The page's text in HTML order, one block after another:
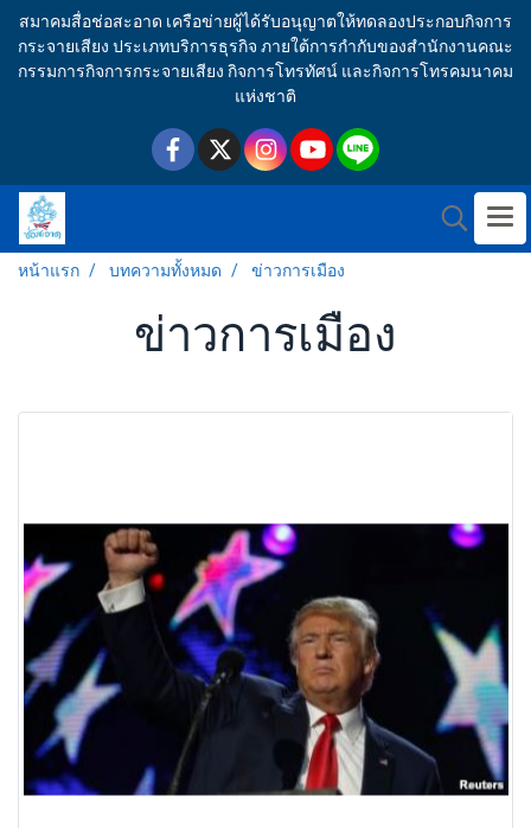
สมาคมสื่อช่อสะอาด เครือข่ายผู้ได้รับอนุญาตให้ทดลองประกอบกิจการ
กระจายเสียง ประเภทบริการธุรกิจ ภายใต้การกำกับของสำนักงานคณะ
กรรมการกิจการกระจายเสียง กิจการโทรทัศน์ และกิจการโทรคมนาคม
แห่งชาติ
หน้าแรก บทความทั้งหมด ข่าวการเมือง
ข่าวการเมือง